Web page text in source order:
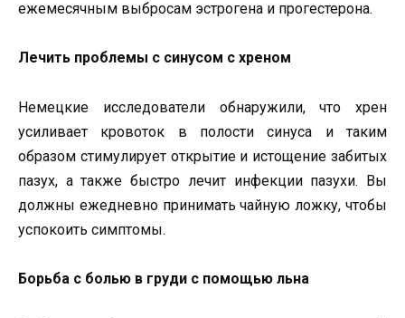
ежемесячным выбросам эстрогена и прогестерона.
Лечить проблемы с синусом с хреном
Немецкие исследователи обнаружили, что хрен
усиливает кровоток в полости синуса и таким
образом стимулирует открытие и истощение забитых
пазух, а также быстро лечит инфекции пазухи. Вы
должны ежедневно принимать чайную ложку, чтобы
успокоить симптомы.
Борьба с болью в груди с помощью льна